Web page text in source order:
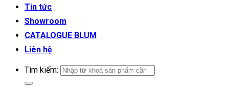
Tin tức
Showroom
CATALOGUE BLUM
Liên hệ
Tìm kiếm: